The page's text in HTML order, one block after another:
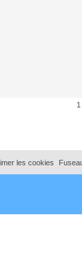
les cookies